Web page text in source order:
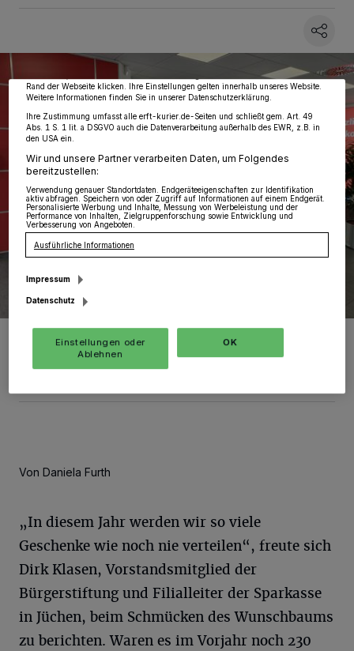
Wunschbaumaktion hängten gemeinsam die ersten Wunschkugeln
Von Daniela Furth
„In diesem Jahr werden wir so viele
Geschenke wie noch nie verteilen“, freute sich
Dirk Klasen, Vorstandsmitglied der
Bürgerstiftung und Filialleiter der Sparkasse
in Jüchen, beim Schmücken des Wunschbaums
zu berichten. Waren es im Vorjahr noch 230
möglicherweise nicht mehr so relevant für Sie. Sie können dieses Menü jederzeit
wieder aufrufen, um Ihre Einstellungen zu ändern oder Ihre Einwilligung zu
widerrufen, indem Sie auf den Link Einstellungen oder Ablehnen am unteren
Rand der Webseite klicken. Ihre Einstellungen gelten innerhalb unseres Website.
Weitere Informationen finden Sie in unserer Datenschutzerklärung.
Ihre Zustimmung umfasst alle erft-kurier.de-Seiten und schließt gem. Art. 49
Abs. 1 S. 1 lit. a DSGVO auch die Datenverarbeitung außerhalb des EWR, z.B. in
den USA ein.
Wir und unsere Partner verarbeiten Daten, um Folgendes
bereitzustellen:
Verwendung genauer Standortdaten. Endgeräteeigenschaften zur Identifikation
aktiv abfragen. Speichern von oder Zugriff auf Informationen auf einem Endgerät.
Personalisierte Werbung und Inhalte, Messung von Werbeleistung und der
Performance von Inhalten, Zielgruppenforschung sowie Entwicklung und
Verbesserung von Angeboten.
Ausführliche Informationen
Impressum
Datenschutz
Einstellungen oder
Ablehnen
OK